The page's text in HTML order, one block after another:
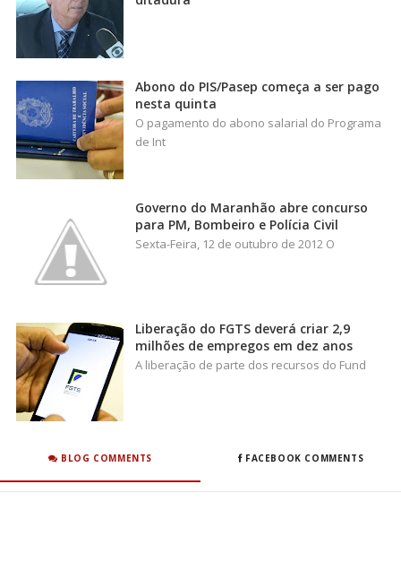
Abono do PIS/Pasep começa a ser pago
nesta quinta
O pagamento do abono salarial do Programa
de Int
Governo do Maranhão abre concurso
para PM, Bombeiro e Polícia Civil
Sexta-Feira, 12 de outubro de 2012 O
Liberação do FGTS deverá criar 2,9
milhões de empregos em dez anos
A liberação de parte dos recursos do Fund
BLOG COMMENTS FACEBOOK COMMENTS